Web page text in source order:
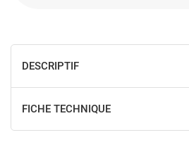
DESCRIPTIF
FICHE TECHNIQUE